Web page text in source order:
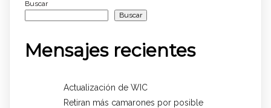
Buscar
Buscar
Mensajes recientes
Actualización de WIC
Retiran más camarones por posible